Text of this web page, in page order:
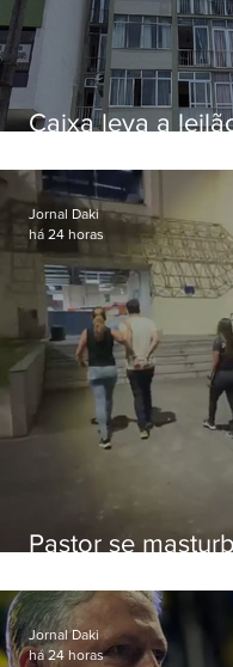
Caixa leva a
Botafogo
Pastor se
Jornal Daki
há 24 horas
Jornal Daki
há 24 horas